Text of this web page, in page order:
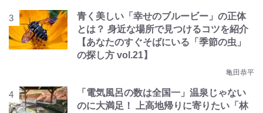
青く美しい「幸せのブルービー」の正体
とは？ 身近な場所で見つけるコツを紹介
【あなたのすぐそばにいる「季節の虫」
の探し方 vol.21】
亀田恭平
「電気風呂の数は全国一」温泉じゃない
のに大満足！ 上高地帰りに寄りたい「林